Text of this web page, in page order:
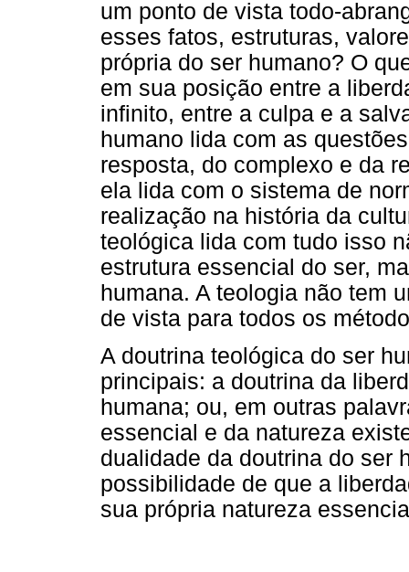
um ponto de vista todo-
esses fatos, estruturas,
própria do ser humano? O
em sua posição entre a
infinito, entre a culpa e a
humano lida com as
resposta, do complexo e da
ela lida com o sistema de
realização na história da
teológica lida com tudo isso
estrutura essencial do ser,
humana. A teologia não tem
de vista para todos os
A doutrina teológica do ser
principais: a doutrina da
humana; ou, em outras
essencial e da natureza
dualidade da doutrina do ser
possibilidade de que a
sua própria natureza